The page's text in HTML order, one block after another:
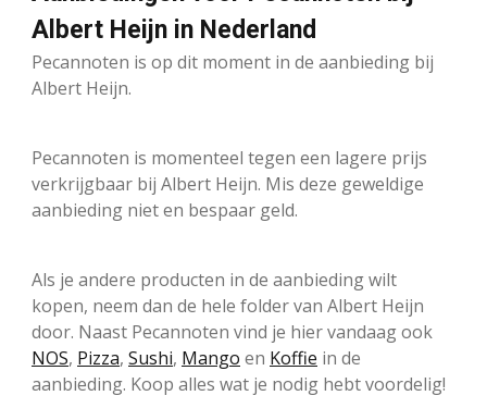
Albert Heijn in Nederland
Pecannoten is op dit moment in de aanbieding bij
Albert Heijn.
Pecannoten is momenteel tegen een lagere prijs
verkrijgbaar bij Albert Heijn. Mis deze geweldige
aanbieding niet en bespaar geld.
Als je andere producten in de aanbieding wilt
kopen, neem dan de hele folder van Albert Heijn
door. Naast Pecannoten vind je hier vandaag ook
NOS, Pizza, Sushi, Mango en Koffie in de
aanbieding. Koop alles wat je nodig hebt voordelig!